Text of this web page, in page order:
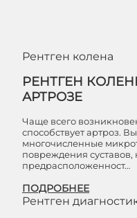
Рентген колена
РЕНТГЕН
АРТРОЗЕ
Чаще всего
способствует артроз.
многочисленные
повреждения суставов,
предрасположенност…
ПОДРОБНЕЕ
Рентген